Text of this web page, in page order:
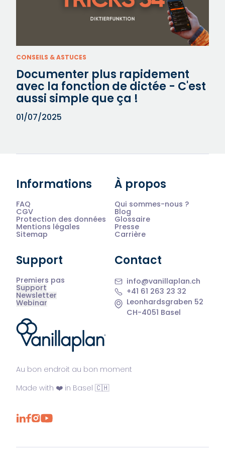
CONSEILS & ASTUCES
Documenter plus rapidement
avec la fonction de dictée - C'est
aussi simple que ça !
01/07/2025
®
Au bon endroit au bon moment
Made with ❤️ in Basel 🇨🇭
Informations
FAQ
CGV
Protection des données
Mentions légales
Sitemap
À propos
Qui sommes-nous ?
Blog
Glossaire
Presse
Carrière
Support
Premiers pas
Support
Newsletter
Webinar
Contact
info@vanillaplan.ch
+41 61 263 23 32
Leonhardsgraben 52
CH-4051 Basel